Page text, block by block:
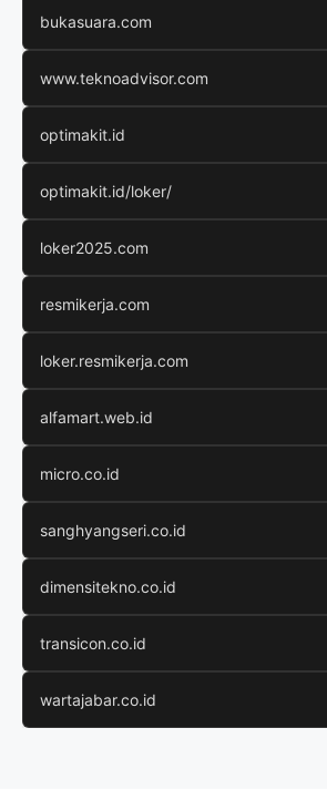
bukasuara.com
www.teknoadvisor.com
optimakit.id
optimakit.id/loker/
loker2025.com
resmikerja.com
loker.resmikerja.com
alfamart.web.id
micro.co.id
sanghyangseri.co.id
dimensitekno.co.id
transicon.co.id
wartajabar.co.id